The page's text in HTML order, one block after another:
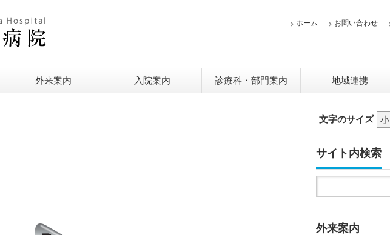
ホーム お問い合わせ
外来案内 入院案内 診療科・部門案内 地域連携
文字のサイズ 小
サイト内検索
外来案内